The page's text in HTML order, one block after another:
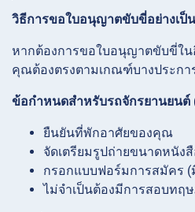
วิธีการขอใบอนุญาตขับขี่อย่างเป็
หากต้องการขอใบอนุญาตขับขี่ใน
คุณต้องตรงตามเกณฑ์บางประกา
ข้อกำหนดสำหรับรถจักรยานยนต์
ยืนยันที่พักอาศัยของคุณ
จัดเตรียมรูปถ่ายขนาดหนัง
กรอกแบบฟอร์มการสมัคร (
ไม่จำเป็นต้องมีการสอบทฤ